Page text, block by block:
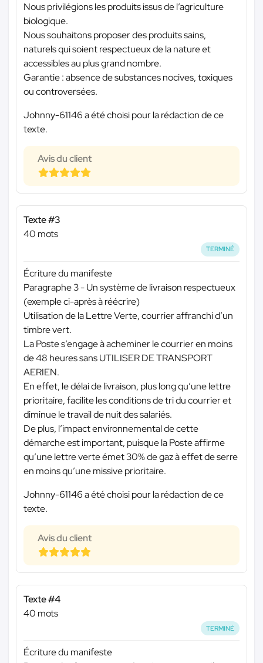
Nous privilégions les produits issus de l’agriculture
biologique.
Nous souhaitons proposer des produits sains,
naturels qui soient respectueux de la nature et
accessibles au plus grand nombre.
Garantie : absence de substances nocives, toxiques
ou controversées.
Johnny-61146 a été choisi pour la rédaction de ce
texte.
Avis du client
Texte #3
40 mots
TERMINÉ
Écriture du manifeste
Paragraphe 3 - Un système de livraison respectueux
(exemple ci-après à réécrire)
Utilisation de la Lettre Verte, courrier affranchi d’un
timbre vert.
La Poste s’engage à acheminer le courrier en moins
de 48 heures sans UTILISER DE TRANSPORT
AERIEN.
En effet, le délai de livraison, plus long qu’une lettre
prioritaire, facilite les conditions de tri du courrier et
diminue le travail de nuit des salariés.
De plus, l’impact environnemental de cette
démarche est important, puisque la Poste affirme
qu’une lettre verte émet 30% de gaz à effet de serre
en moins qu’une missive prioritaire.
Johnny-61146 a été choisi pour la rédaction de ce
texte.
Avis du client
Texte #4
40 mots
TERMINÉ
Écriture du manifeste